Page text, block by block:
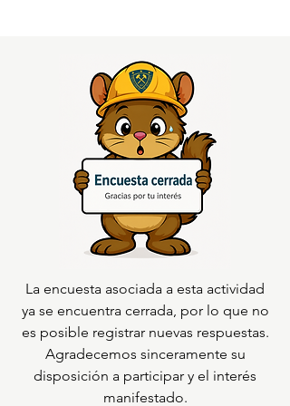
La encuesta asociada a esta actividad
ya se encuentra cerrada, por lo que no
es posible registrar nuevas respuestas.
Agradecemos sinceramente su
disposición a participar y el interés
manifestado.